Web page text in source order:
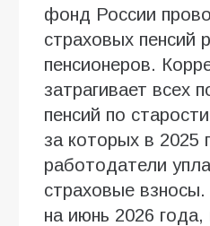
фонд России
страховых пенсий
пенсионеров.
затрагивает всех
пенсий по
за которых в 2025
работодатели
страховые
на июнь 2026 года,